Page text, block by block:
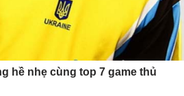
hề nhẹ cùng top 7 game thủ